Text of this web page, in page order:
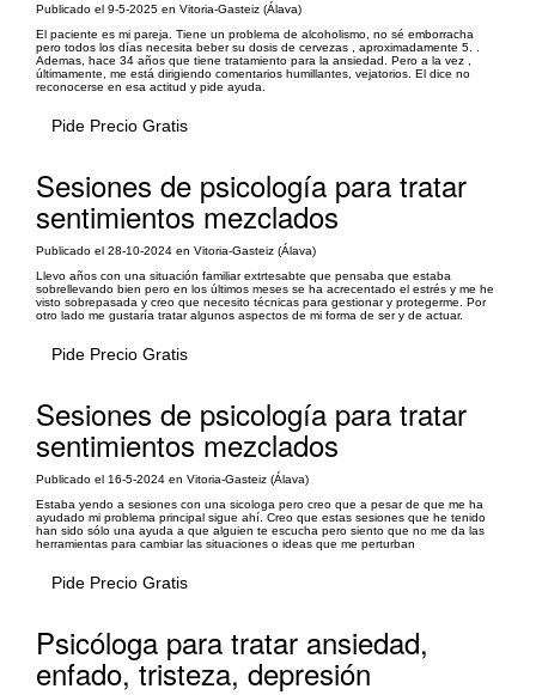
Publicado el 9-5-2025 en Vitoria-Gasteiz (Álava)
El paciente es mi pareja. Tiene un problema de alcoholismo, no sé emborracha
pero todos los días necesita beber su dosis de cervezas , aproximadamente 5. .
Ademas, hace 34 años que tiene tratamiento para la ansiedad. Pero a la vez ,
últimamente, me está dirigiendo comentarios humillantes, vejatorios. El dice no
reconocerse en esa actitud y pide ayuda.
Pide Precio Gratis
Sesiones de psicología para tratar
sentimientos mezclados
Publicado el 28-10-2024 en Vitoria-Gasteiz (Álava)
Llevo años con una situación familiar extrtesabte que pensaba que estaba
sobrellevando bien pero en los últimos meses se ha acrecentado el estrés y me he
visto sobrepasada y creo que necesito técnicas para gestionar y protegerme. Por
otro lado me gustaría tratar algunos aspectos de mi forma de ser y de actuar.
Pide Precio Gratis
Sesiones de psicología para tratar
sentimientos mezclados
Publicado el 16-5-2024 en Vitoria-Gasteiz (Álava)
Estaba yendo a sesiones con una sicologa pero creo que a pesar de que me ha
ayudado mi problema principal sigue ahí. Creo que estas sesiones que he tenido
han sido sólo una ayuda a que alguien te escucha pero siento que no me da las
herramientas para cambiar las situaciones o ideas que me perturban
Pide Precio Gratis
Psicóloga para tratar ansiedad,
enfado, tristeza, depresión